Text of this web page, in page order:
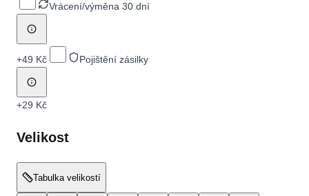
Vrácení/výměna 30 dní
+49 Kč Pojištění zásilky
+29 Kč
Velikost
Tabulka velikostí